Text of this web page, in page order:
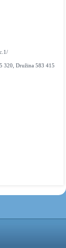
320, Družina 583 415